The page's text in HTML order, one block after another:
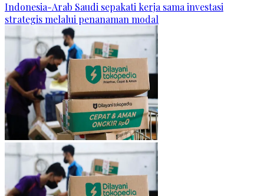
Indonesia-Arab Saudi sepakati kerja sama investasi
strategis melalui penanaman modal